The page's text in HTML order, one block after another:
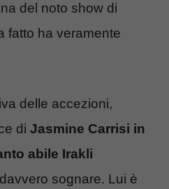
del noto show di
fatto ha veramente
delle accezioni,
di Jasmine Carrisi in
abile Irakli
sognare. Lui è